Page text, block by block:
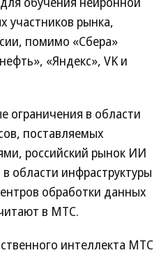
участников рынка,
помимо «Сбера»
«Яндекс», VK и
ограничения в области
поставляемых
российский рынок ИИ
области инфраструктуры
обработки данных
в МТС.
интеллекта МТС